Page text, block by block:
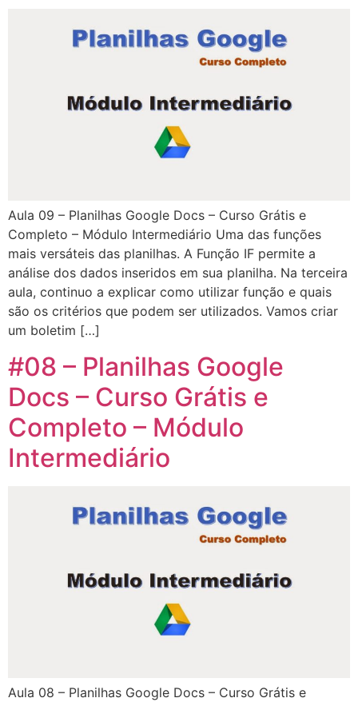
Aula 09 – Planilhas Google Docs – Curso Grátis e
Completo – Módulo Intermediário Uma das funções
mais versáteis das planilhas. A Função IF permite a
análise dos dados inseridos em sua planilha. Na terceira
aula, continuo a explicar como utilizar função e quais
são os critérios que podem ser utilizados. Vamos criar
um boletim […]
#08 – Planilhas Google
Docs – Curso Grátis e
Completo – Módulo
Intermediário
Aula 08 – Planilhas Google Docs – Curso Grátis e